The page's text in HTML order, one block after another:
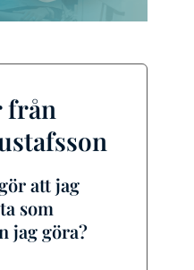
från
att jag
som
jag göra?